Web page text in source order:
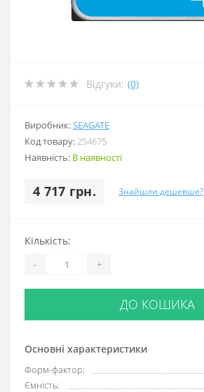
Відгуки: (0)
Виробник:SEAGATE
Код товару:254675
Наявність: В наявності
4 717 грн. Знайшли дешевше?
Основні характеристики
Форм-фактор:
Ємність:
Кількість:
- +
ДО КОШИКА